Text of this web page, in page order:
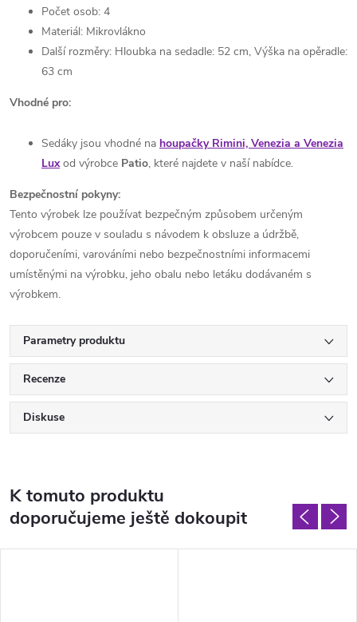
Počet osob: 4
Materiál: Mikrovlákno
Další rozměry: Hloubka na sedadle: 52 cm, Výška na opěradle:
63 cm
Vhodné pro:
Sedáky jsou vhodné na houpačky Rimini, Venezia a Venezia
Luxod výrobce Patio, které najdete v naší nabídce.
Bezpečnostní pokyny:
Tento výrobek lze používat bezpečným způsobem určeným
výrobcem pouze v souladu s návodem k obsluze a údržbě,
doporučeními, varováními nebo bezpečnostními informacemi
umístěnými na výrobku, jeho obalu nebo letáku dodávaném s
výrobkem.
Parametry produktu
Recenze
Diskuse
K tomuto produktu
doporučujeme ještě dokoupit